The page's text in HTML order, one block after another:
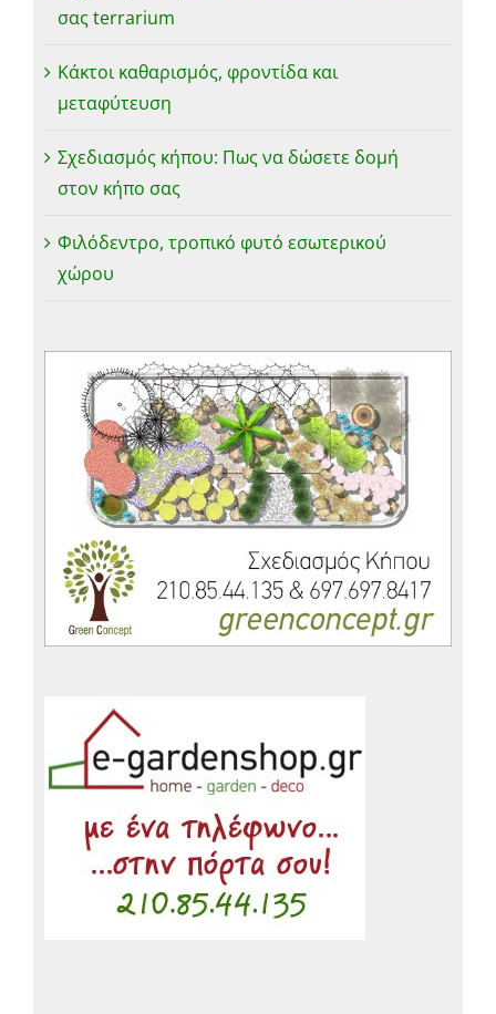
σας terrarium
Κάκτοι καθαρισμός, φροντίδα και
μεταφύτευση
Σχεδιασμός κήπου: Πως να δώσετε δομή
στον κήπο σας
Φιλόδεντρο, τροπικό φυτό εσωτερικού
χώρου